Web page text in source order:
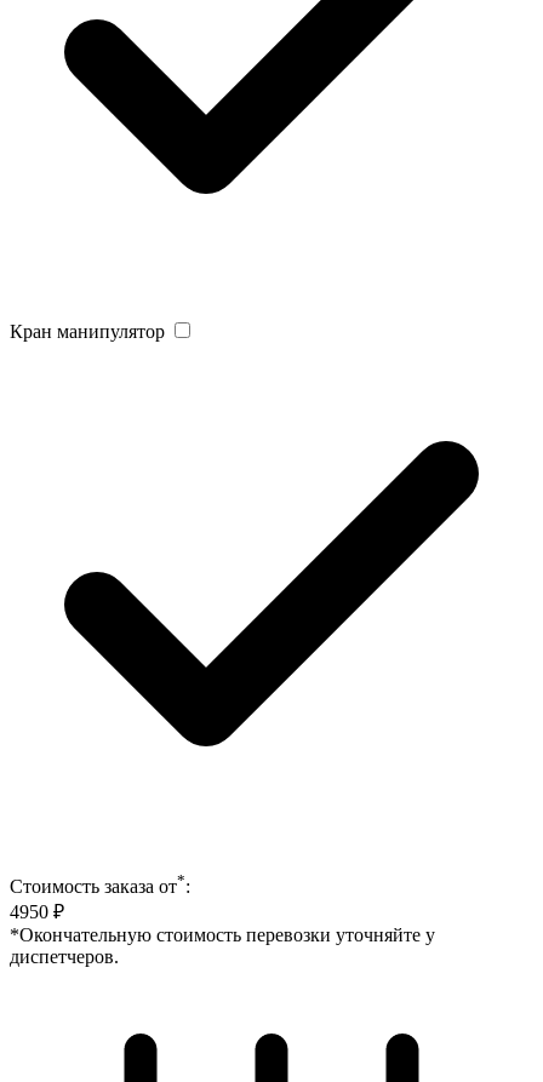
Кран манипулятор
Стоимость заказа от*:
4950 ₽
*Окончательную стоимость перевозки уточняйте у
диспетчеров.